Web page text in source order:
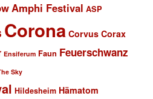
Amphi Festival ASP
Corona Corvus Corax
Ensiferum Faun Feuerschwanz
Sky
Hildesheim Hämatom